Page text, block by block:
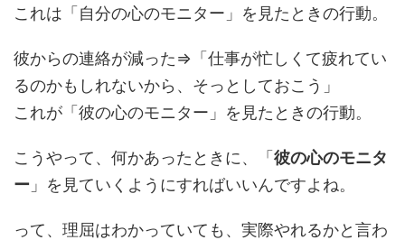
これは「自分の心のモニター」を見たときの行動。
彼からの連絡が減った⇒「仕事が忙しくて疲れてい
るのかもしれないから、そっとしておこう」
これが「彼の心のモニター」を見たときの行動。
こうやって、何かあったときに、「彼の心のモニタ
ー 」を見ていくようにすればいいんですよね。
って、理屈はわかっていても、実際やれるかと言わ